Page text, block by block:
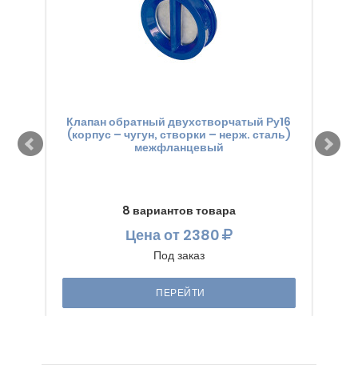
Клапан обратный двухстворчатый Ру16
(корпус – чугун, створки – нерж. сталь)
межфланцевый
8 вариантов товара
Ценаот 2380
Под заказ
ПЕРЕЙТИ